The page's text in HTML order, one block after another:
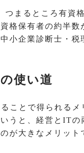
つまるところ有資
格保有者の約半数
小企業診断士・税
使い道
ことで得られるメ
うと、経営とITの
が大きなメリット